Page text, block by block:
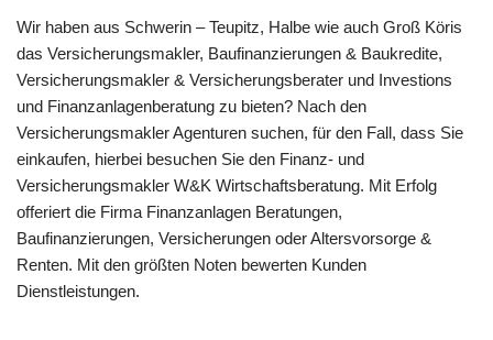
Wir haben aus Schwerin – Teupitz, Halbe wie auch Groß Köris
das Versicherungsmakler, Baufinanzierungen & Baukredite,
Versicherungsmakler & Versicherungsberater und Investions
und Finanzanlagenberatung zu bieten? Nach den
Versicherungsmakler Agenturen suchen, für den Fall, dass Sie
einkaufen, hierbei besuchen Sie den Finanz- und
Versicherungsmakler W&K Wirtschaftsberatung. Mit Erfolg
offeriert die Firma Finanzanlagen Beratungen,
Baufinanzierungen, Versicherungen oder Altersvorsorge &
Renten. Mit den größten Noten bewerten Kunden
Dienstleistungen.